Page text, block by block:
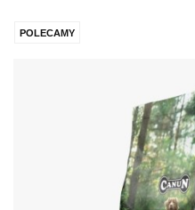
POLECAMY